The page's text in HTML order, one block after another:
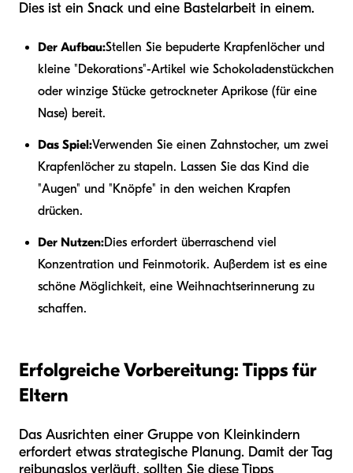
Dies ist ein Snack und eine Bastelarbeit in einem.
Der Aufbau:Stellen Sie bepuderte Krapfenlöcher und
kleine "Dekorations"-Artikel wie Schokoladenstückchen
oder winzige Stücke getrockneter Aprikose (für eine
Nase) bereit.
Das Spiel:Verwenden Sie einen Zahnstocher, um zwei
Krapfenlöcher zu stapeln. Lassen Sie das Kind die
"Augen" und "Knöpfe" in den weichen Krapfen
drücken.
Der Nutzen:Dies erfordert überraschend viel
Konzentration und Feinmotorik. Außerdem ist es eine
schöne Möglichkeit, eine Weihnachtserinnerung zu
schaffen.
Erfolgreiche Vorbereitung: Tipps für
Eltern
Das Ausrichten einer Gruppe von Kleinkindern
erfordert etwas strategische Planung. Damit der Tag
reibungslos verläuft, sollten Sie diese Tipps